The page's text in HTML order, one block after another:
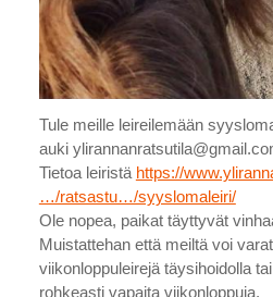
Tule meille leireilemään
auki
Tietoa leiristä https://
…/ratsastu…/syyslomaleiri/
Ole nopea, paikat täyttyvät
Muistattehan että meiltä voi
viikonloppuleirejä täysihoidolla
rohkeasti vapaita viikonloppuja.